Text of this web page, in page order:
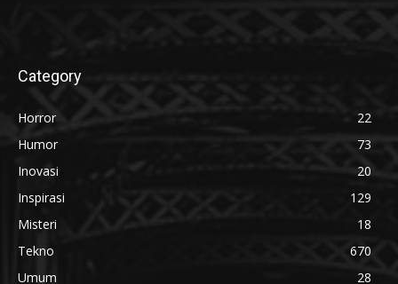
Category
Horror
22
Humor
73
Inovasi
20
Inspirasi
129
Misteri
18
Tekno
670
Umum
28